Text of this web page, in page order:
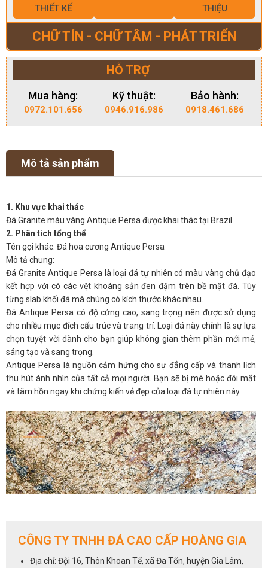
THIẾT KẾ
THIỆU
CHỮ TÍN - CHỮ TÂM - PHÁT TRIỂN
HỖ TRỢ
Mua hàng:
0972.101.656
Kỹ thuật:
0946.916.986
Bảo hành:
0918.461.686
Mô tả sản phẩm
1. Khu vực khai thác
Đá Granite màu vàng Antique Persa được khai thác tại Brazil.
2. Phân tích tổng thể
Tên gọi khác: Đá hoa cương Antique Persa
Mô tả chung:
Đá Granite Antique Persa là loại đá tự nhiên có màu vàng chủ đạo
kết hợp với có các vệt khoáng sản đen đậm trên bề mặt đá. Tùy
từng slab khối đá mà chúng có kích thước khác nhau.
Đá Antique Persa có độ cứng cao, sang trọng nên được sử dụng
cho nhiều mục đích cấu trúc và trang trí. Loại đá này chính là sự lựa
chọn tuyệt vời dành cho bạn giúp không gian thêm phần mới mẻ,
sáng tạo và sang trọng.
Antique Persa là nguồn cảm hứng cho sự đẳng cấp và thanh lịch
thu hút ánh nhìn của tất cả mọi người. Bạn sẽ bị mê hoặc đôi mắt
và tâm hồn ngay khi chứng kiến vẻ đẹp của loại đá tự nhiên này.
CÔNG TY TNHH ĐÁ CAO CẤP HOÀNG GIA
Địa chỉ: Đội 16, Thôn Khoan Tế, xã Đa Tốn, huyện Gia Lâm,